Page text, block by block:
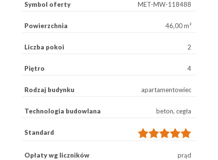
Symbol oferty MET-MW-118488
Powierzchnia 46,00 m²
Liczba pokoi 2
Piętro 4
Rodzaj budynku apartamentowiec
Technologia budowlana beton, cegła
Standard
Opłaty wg liczników prąd